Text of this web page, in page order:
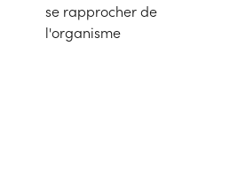
se rapprocher de
l'organisme